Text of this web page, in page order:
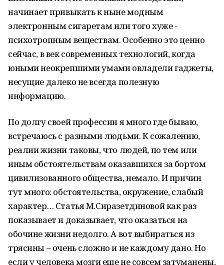
начинает привыкать к ныне модным
электронным сигаретам или того хуже -
психотропным веществам. Особенно это ценно
сейчас, в век современных технологий, когда
юными неокрепшими умами овладели гаджеты,
несущие далеко не всегда полезную
информацию.
По долгу своей профессии я много где бываю,
встречаюсь с разными людьми. К сожалению,
реалии жизни таковы, что людей, по тем или
иным обстоятельствам оказавшихся за бортом
цивилизованного общества, немало. И причин
тут много: обстоятельства, окружение, слабый
характер… Статья М.Сиразетдиновой как раз
показывает и доказывает, что оказаться на
обочине жизни недолго. А вот выбираться из
трясины – очень сложно и не каждому дано. Но
если у человека мозги еще не совсем затуманены,